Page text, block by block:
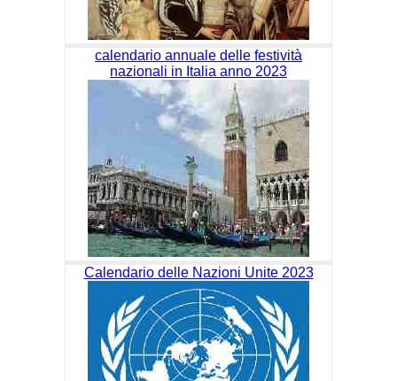
calendario annuale delle festività
nazionali in Italia anno 2023
Calendario delle Nazioni Unite 2023